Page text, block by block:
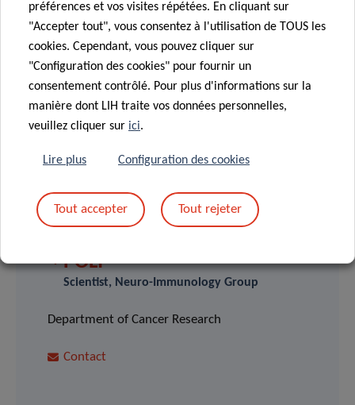
Restez à l’écoute pour plus de mises à jour sur cette
collaboration passionnante et les futurs développements
de recherche.
POLI
Scientist, Neuro-Immunology Group
Department of Cancer Research
Contact
préférences et vos visites répétées. En cliquant sur
"Accepter tout", vous consentez à l'utilisation de TOUS les
cookies. Cependant, vous pouvez cliquer sur
"Configuration des cookies" pour fournir un
consentement contrôlé. Pour plus d'informations sur la
manière dont LIH traite vos données personnelles,
veuillez cliquer sur ici.
Lire plus Configuration des cookies
Tout accepter Tout rejeter